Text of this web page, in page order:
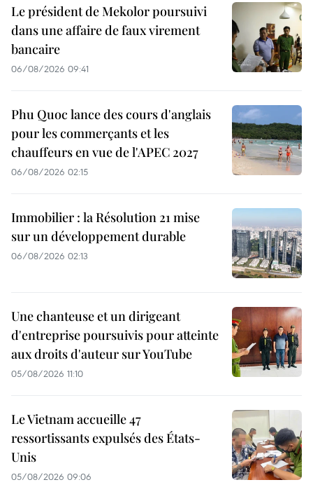
Le président de Mekolor poursuivi
dans une affaire de faux virement
bancaire
06/08/2026 09:41
Phu Quoc lance des cours d'anglais
pour les commerçants et les
chauffeurs en vue de l'APEC 2027
06/08/2026 02:15
Immobilier : la Résolution 21 mise
sur un développement durable
06/08/2026 02:13
Une chanteuse et un dirigeant
d'entreprise poursuivis pour atteinte
aux droits d'auteur sur YouTube
05/08/2026 11:10
Le Vietnam accueille 47
ressortissants expulsés des États-
Unis
05/08/2026 09:06